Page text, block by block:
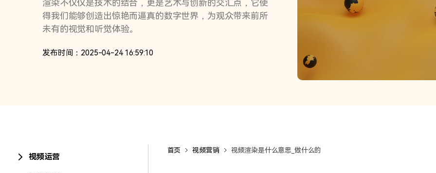
Wondershare SelfyzAI
让照片动起来
渲染不仅仅是技术的结合，更是艺术与创新的交汇点，它使
得我们能够创造出惊艳而逼真的数字世界，为观众带来前所
未有的视觉和听觉体验。
发布时间：2025-04-24 16:59:10
视频运营
首页 视频营销 视频渲染是什么意思_做什么的